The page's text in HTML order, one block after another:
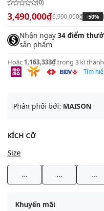
(0)
3,490,000₫6,990,000₫ -50%
Nhận ngay 34 điểm
sản phẩm
Hoặc 1,163,333₫trong 3 kì
Tìm
Phân phối bởi: MAISON
KÍCH CỠ
Size
... ... ...
Khuyến mãi